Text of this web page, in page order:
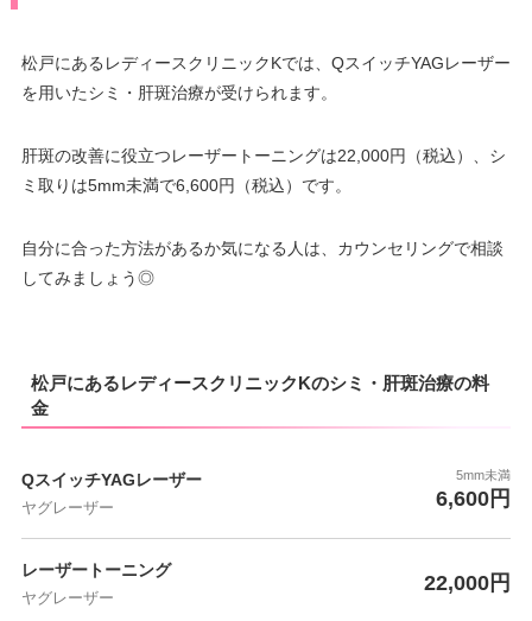
松戸にあるレディースクリニックKでは、QスイッチYAGレーザー
を用いたシミ・肝斑治療が受けられます。
肝斑の改善に役立つレーザートーニングは22,000円（税込）、シ
ミ取りは5mm未満で6,600円（税込）です。
自分に合った方法があるか気になる人は、カウンセリングで相談
してみましょう◎
松戸にあるレディースクリニックKのシミ・肝斑治療の料
金
QスイッチYAGレーザー
ヤグレーザー
5mm未満
6,600円
レーザートーニング
ヤグレーザー
22,000円